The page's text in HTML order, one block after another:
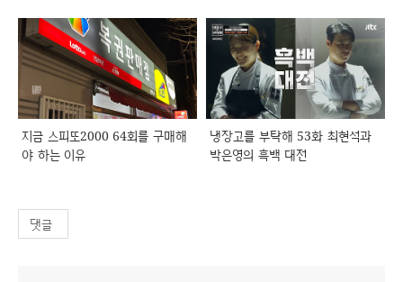
지금 스피또2000 64회를 구매해
야 하는 이유
냉장고를 부탁해 53화 최현석과
박은영의 흑백 대전
댓글